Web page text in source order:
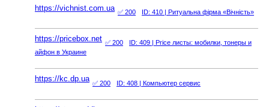
https://vichnist.com.ua ✅ 200 ID: 410 | Ритуальна фірма «Вічність»
https://pricebox.net ✅ 200 ID: 409 | Price листы: мобилки, тонеры и
айфон в Украине
https://kc.dp.ua ✅ 200 ID: 408 | Компьютер сервис